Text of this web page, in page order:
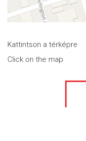
Kattintson a térképre
Click on the map